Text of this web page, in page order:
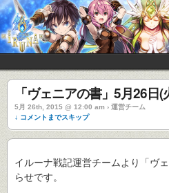
「ヴェニアの書」5月26日
5月 26th, 2015 @ 12:00 am › 運営チーム
↓ コメントまでスキップ
イルーナ戦記運営チームより「ヴ
らせです。